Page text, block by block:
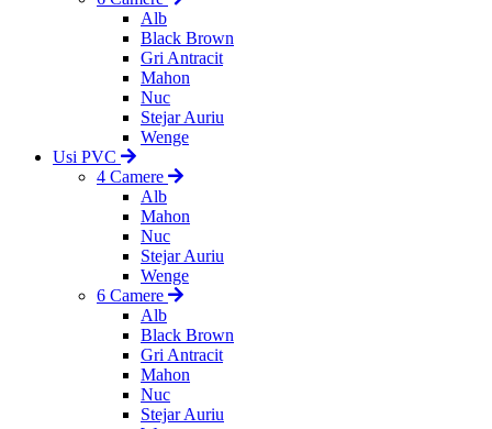
Alb
Black Brown
Gri Antracit
Mahon
Nuc
Stejar Auriu
Wenge
Usi PVC
4 Camere
Alb
Mahon
Nuc
Stejar Auriu
Wenge
6 Camere
Alb
Black Brown
Gri Antracit
Mahon
Nuc
Stejar Auriu